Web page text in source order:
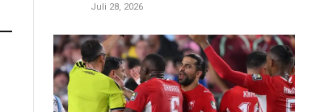
Juli 28, 2026